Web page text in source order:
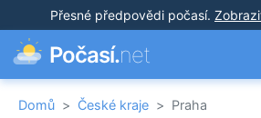
Přesné předpovědi počasí.
Počasí.net
Domů > České kraje > Praha